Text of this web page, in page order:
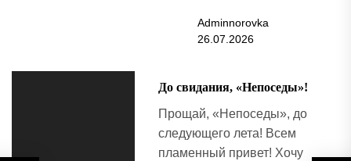
Adminnorovka
26.07.2026
До свидания, «Непоседы»!
Прощай, «Непоседы», до
следующего лета! Всем
пламенный привет! Хочу